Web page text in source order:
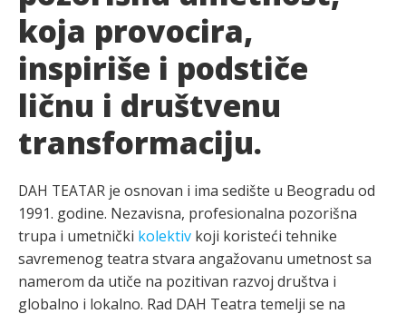
koja provocira,
inspiriše i podstiče
ličnu i društvenu
transformaciju.
DAH TEATAR je osnovan i ima sedište u Beogradu od
1991. godine. Nezavisna, profesionalna pozorišna
trupa i umetnički kolektiv koji koristeći tehnike
savremenog teatra stvara angažovanu umetnost sa
namerom da utiče na pozitivan razvoj društva i
globalno i lokalno. Rad DAH Teatra temelji se na